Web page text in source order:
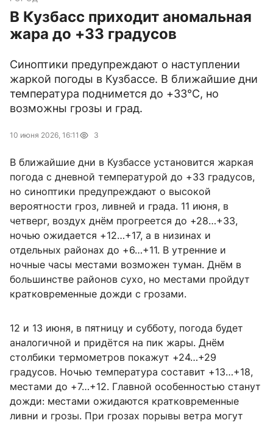
В Кузбасс приходит аномальная
жара до +33 градусов
Синоптики предупреждают о наступлении
жаркой погоды в Кузбассе. В ближайшие дни
температура поднимется до +33°C, но
возможны грозы и град.
10 июня 2026, 16:11 3
В ближайшие дни в Кузбассе установится жаркая
погода с дневной температурой до +33 градусов,
но синоптики предупреждают о высокой
вероятности гроз, ливней и града. 11 июня, в
четверг, воздух днём прогреется до +28…+33,
ночью ожидается +12…+17, а в низинах и
отдельных районах до +6…+11. В утренние и
ночные часы местами возможен туман. Днём в
большинстве районов сухо, но местами пройдут
кратковременные дожди с грозами.
12 и 13 июня, в пятницу и субботу, погода будет
аналогичной и придётся на пик жары. Днём
столбики термометров покажут +24…+29
градусов. Ночью температура составит +13…+18,
местами до +7…+12. Главной особенностью станут
дожди: местами ожидаются кратковременные
ливни и грозы. При грозах порывы ветра могут